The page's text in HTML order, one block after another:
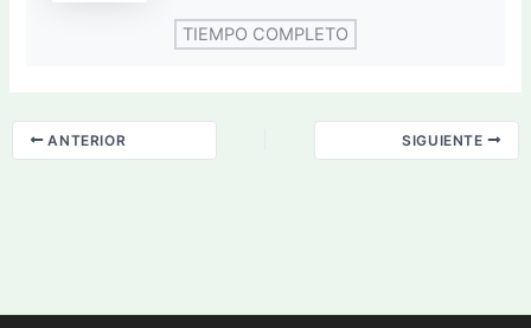
TIEMPO COMPLETO
ANTERIOR SIGUIENTE